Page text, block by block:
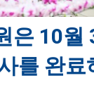
은 10월
를 완료